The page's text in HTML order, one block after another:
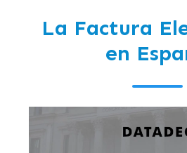
La Factura
en